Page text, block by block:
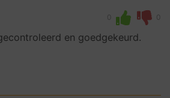
0 0
en goedgekeurd.